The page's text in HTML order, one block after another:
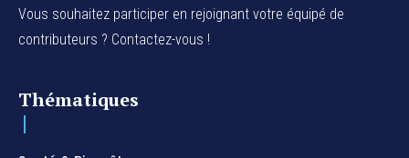
Vous souhaitez participer en rejoignant votre équipé de
contributeurs ? Contactez-vous !
Thématiques